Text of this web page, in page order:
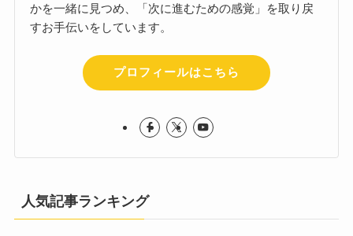
かを一緒に見つめ、「次に進むための感覚」を取り戻
すお手伝いをしています。
プロフィールはこちら
人気記事ランキング